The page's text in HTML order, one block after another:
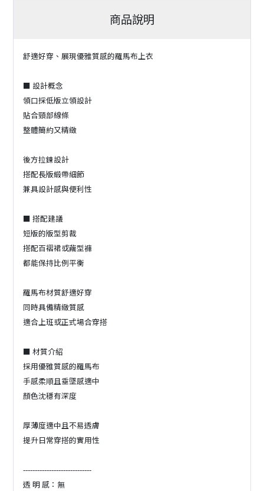
商品說明
舒適好穿、展現優雅質感的羅馬布上衣
■ 設計概念
領口採低版立領設計
貼合頸部線條
整體簡約又精緻
後方拉鍊設計
搭配長版緞帶細節
兼具設計感與便利性
■ 搭配建議
短版的版型剪裁
搭配百褶裙或繭型褲
都能保持比例平衡
羅馬布材質舒適好穿
同時具備精緻質感
適合上班或正式場合穿搭
■ 材質介紹
採用優雅質感的羅馬布
手感柔順且垂墜感適中
顏色沈穩有深度
厚薄度適中且不易透膚
提升日常穿搭的實用性
-----------------------------
透 明 感：無